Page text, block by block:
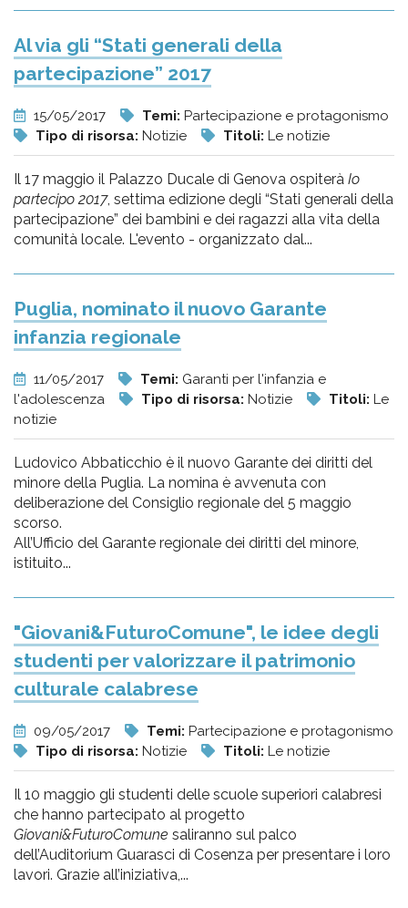
Al via gli “Stati generali della
partecipazione” 2017
15/05/2017 Temi: Partecipazione e protagonismo
Tipo di risorsa: Notizie Titoli: Le notizie
Il 17 maggio il Palazzo Ducale di Genova ospiterà Io
partecipo 2017, settima edizione degli “Stati generali della
partecipazione” dei bambini e dei ragazzi alla vita della
comunità locale. L'evento - organizzato dal...
Puglia, nominato il nuovo Garante
infanzia regionale
11/05/2017 Temi: Garanti per l'infanzia e
l'adolescenza
Tipo di risorsa: Notizie Titoli: Le
notizie
Ludovico Abbaticchio è il nuovo Garante dei diritti del
minore della Puglia. La nomina è avvenuta con
deliberazione del Consiglio regionale del 5 maggio
scorso.
All’Ufficio del Garante regionale dei diritti del minore,
istituito...
"Giovani&FuturoComune", le idee degli
studenti per valorizzare il patrimonio
culturale calabrese
09/05/2017 Temi: Partecipazione e protagonismo
Tipo di risorsa: Notizie Titoli: Le notizie
Il 10 maggio gli studenti delle scuole superiori calabresi
che hanno partecipato al progetto
Giovani&FuturoComune saliranno sul palco
dell’Auditorium Guarasci di Cosenza per presentare i loro
lavori. Grazie all’iniziativa,...